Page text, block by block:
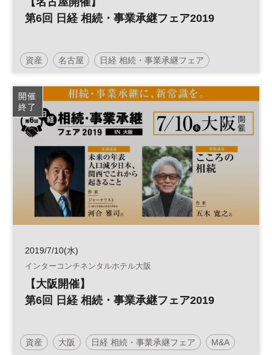
第6回 日経 相続・事業承継フェア2019
資産 名古屋 日経 相続・事業承継フェア
事業承継 相続 承継
事業
開催
終了
2019/7/10(水)
インターコンチネンタルホテル大阪
【大阪開催】
第6回 日経 相続・事業承継フェア2019
資産 大阪 日経 相続・事業承継フェア M&A